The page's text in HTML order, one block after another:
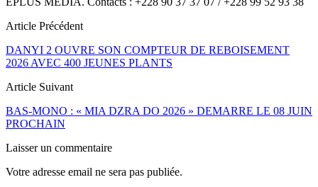
Article Précédent
DANYI 2 OUVRE SON COMPTEUR DE REBOISEMENT
2026 AVEC 400 JEUNES PLANTS
Article Suivant
BAS-MONO : « MIA DZRA DO 2026 » DEMARRE LE 08 JUIN
PROCHAIN
Laisser un commentaire
Votre adresse email ne sera pas publiée.